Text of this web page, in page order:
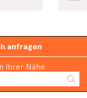
anfragen
Ihrer Nähe